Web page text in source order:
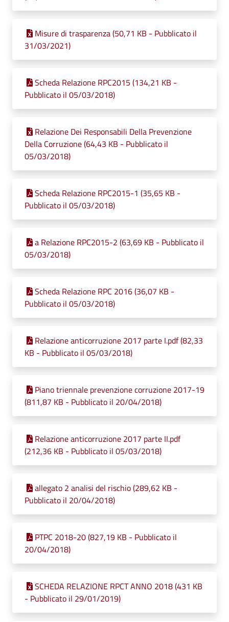
Misure di trasparenza (50,71 KB - Pubblicato il
31/03/2021)
Scheda Relazione RPC2015 (134,21 KB -
Pubblicato il 05/03/2018)
Relazione Dei Responsabili Della Prevenzione
Della Corruzione (64,43 KB - Pubblicato il
05/03/2018)
Scheda Relazione RPC2015-1 (35,65 KB -
Pubblicato il 05/03/2018)
a Relazione RPC2015-2 (63,69 KB - Pubblicato il
05/03/2018)
Scheda Relazione RPC 2016 (36,07 KB -
Pubblicato il 05/03/2018)
Relazione anticorruzione 2017 parte I.pdf (82,33
KB - Pubblicato il 05/03/2018)
Piano triennale prevenzione corruzione 2017-19
(811,87 KB - Pubblicato il 20/04/2018)
Relazione anticorruzione 2017 parte II.pdf
(212,36 KB - Pubblicato il 05/03/2018)
allegato 2 analisi del rischio (289,62 KB -
Pubblicato il 20/04/2018)
PTPC 2018-20 (827,19 KB - Pubblicato il
20/04/2018)
SCHEDA RELAZIONE RPCT ANNO 2018 (431 KB
- Pubblicato il 29/01/2019)